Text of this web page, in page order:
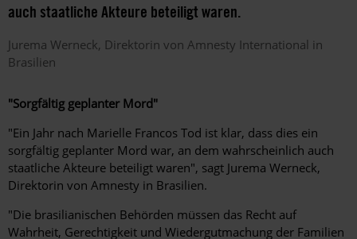
auch staatliche Akteure beteiligt waren.
Jurema Werneck Direktorin von Amnesty International in
Brasilien
"Sorgfältig geplanter Mord"
"Ein Jahr nach Marielle Francos Tod ist klar, dass dies ein
sorgfältig geplanter Mord war, an dem wahrscheinlich auch
staatliche Akteure beteiligt waren", sagt Jurema Werneck,
Direktorin von Amnesty in Brasilien.
"Die brasilianischen Behörden müssen das Recht auf
Wahrheit, Gerechtigkeit und Wiedergutmachung der Familien